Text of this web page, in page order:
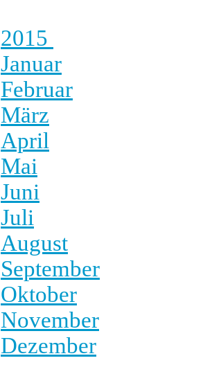
2015
Januar
Februar
März
April
Mai
Juni
Juli
August
September
Oktober
November
Dezember